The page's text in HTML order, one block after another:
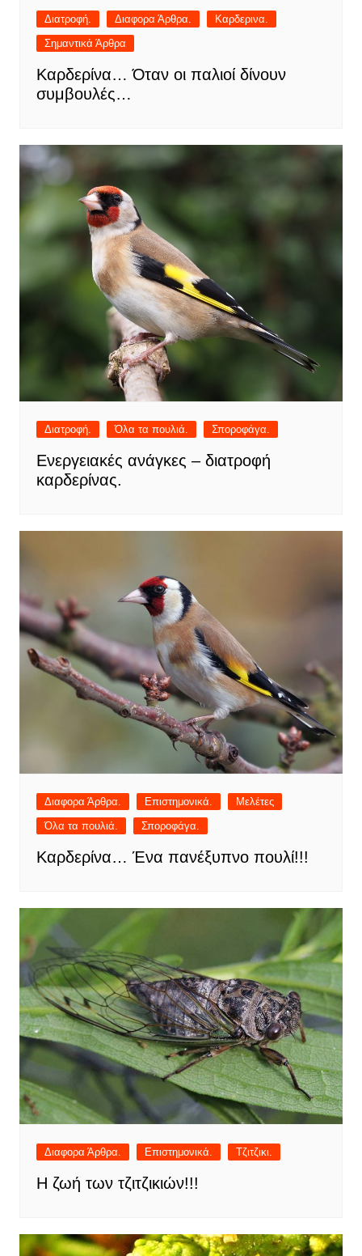
Διατροφή. Διαφορα Άρθρα.
Καρδερινα.
Σημαντικά Άρθρα
Καρδερίνα… Όταν οι παλιοί δίνουν
συμβουλές…
Διατροφή. Όλα τα πουλιά. Σποροφάγα.
Ενεργειακές ανάγκες – διατροφή
καρδερίνας.
Διαφορα Άρθρα. Επιστημονικά.
Μελέτες
Όλα τα πουλιά.
Σποροφάγα.
Καρδερίνα… Ένα πανέξυπνο πουλί!!!
Διαφορα Άρθρα. Επιστημονικά. Τζιτζικι.
Η ζωή των τζιτζικιών!!!